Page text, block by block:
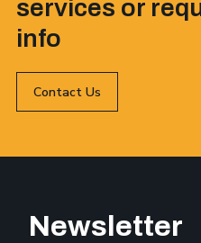
services or
info
Contact Us
Newsletter